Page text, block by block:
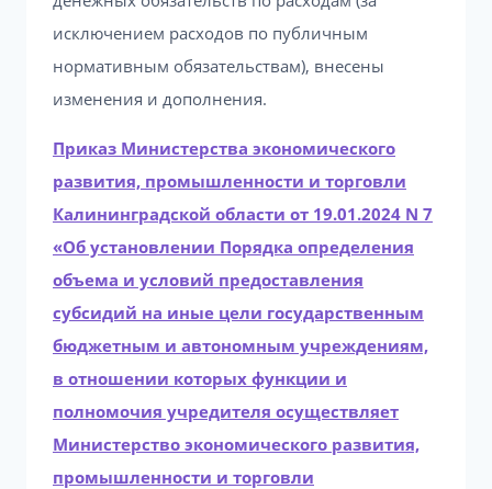
исключением расходов по публичным
нормативным обязательствам), внесены
изменения и дополнения.
Приказ Министерства экономического
развития, промышленности и торговли
Калининградской области от 19.01.2024 N 7
«Об установлении Порядка определения
объема и условий предоставления
субсидий на иные цели государственным
бюджетным и автономным учреждениям,
в отношении которых функции и
полномочия учредителя осуществляет
Министерство экономического развития,
промышленности и торговли